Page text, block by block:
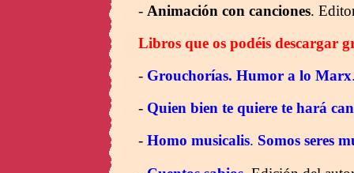
- Animación con canciones.
Libros que os podéis descargar
- Grouchorías. Humor a lo Marx
- Quien bien te quiere te hará
- Homo musicalis. Somos seres